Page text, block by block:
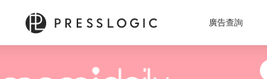
廣告查詢